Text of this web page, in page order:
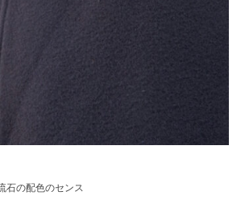
石の配色のセンス